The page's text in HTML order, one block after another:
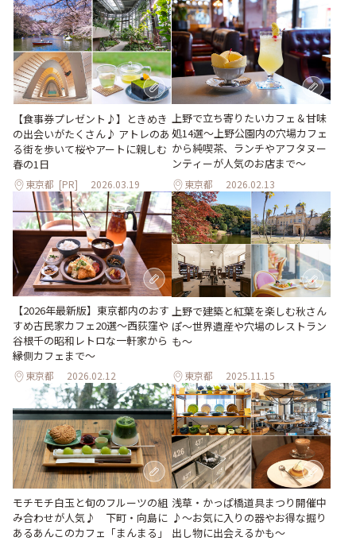
【食事券プレゼント♪】ときめき
の出会いがたくさん♪ アトレのあ
る街を歩いて桜やアートに親しむ
春の1日
東京都 [PR] 2026.03.19
上野で立ち寄りたいカフェ＆甘味
処14選～上野公園内の穴場カフェ
から純喫茶、ランチやアフタヌー
ンティーが人気のお店まで～
東京都 2026.02.13
【2026年最新版】東京都内のおす
すめ古民家カフェ20選～西荻窪や
谷根千の昭和レトロな一軒家から
縁側カフェまで～
東京都 2026.02.12
上野で建築と紅葉を楽しむ秋さん
ぽ～世界遺産や穴場のレストラン
も～
東京都 2025.11.15
モチモチ白玉と旬のフルーツの組
み合わせが人気♪ 下町・向島に
あるあんこのカフェ「まんまる」
浅草・かっぱ橋道具まつり開催中
♪～お気に入りの器やお得な掘り
出し物に出会えるかも～